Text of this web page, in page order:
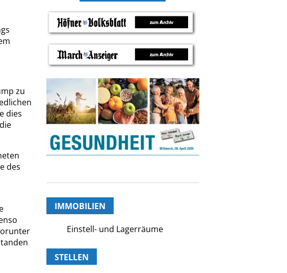
zu
dies
des
IMMOBILIEN
Einstell- und Lagerräume
STELLEN